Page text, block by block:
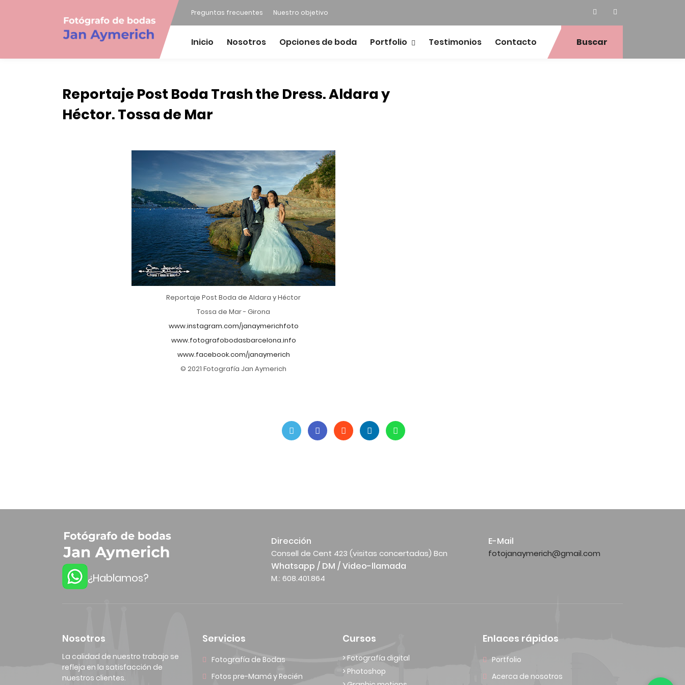
Preguntas frecuentes Nuestro objetivo
Inicio Nosotros Opciones de boda Portfolio Testimonios Contacto Buscar
Reportaje Post Boda Trash the Dress. Aldara y
Héctor. Tossa de Mar
Reportaje Post Boda de Aldara y Héctor
Tossa de Mar - Girona
www.instagram.com/janaymerichfoto
www.fotografobodasbarcelona.info
www.facebook.com/janaymerich
© 2021 Fotografía Jan Aymerich
¿Hablamos?
Dirección
Consell de Cent 423 (visitas concertadas) Bcn
E-Mail
fotojanaymerich@gmail.com
Whatsapp / DM / Video-llamada
M.: 608.401.864
Nosotros
La calidad de nuestro trabajo se
refleja en la satisfacción de
nuestros clientes.
Servicios
Fotografía de Bodas
Fotos pre-Mamá y Recién
Cursos
> Fotografía digital
> Photoshop
Enlaces rápidos
Portfolio
Acerca de nosotros